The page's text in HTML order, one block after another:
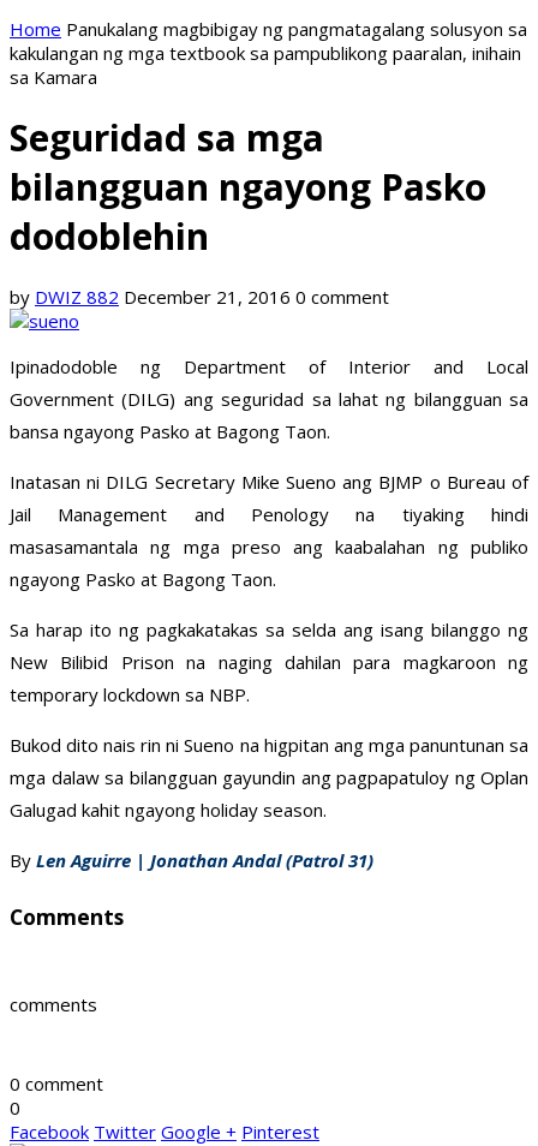
Home Panukalang magbibigay ng pangmatagalang solusyon sa
kakulangan ng mga textbook sa pampublikong paaralan, inihain
sa Kamara
Seguridad sa mga
bilangguan ngayong Pasko
dodoblehin
by DWIZ 882 December 21, 2016 0 comment
Ipinadodoble ng Department of Interior and Local
Government (DILG) ang seguridad sa lahat ng bilangguan sa
bansa ngayong Pasko at Bagong Taon.
Inatasan ni DILG Secretary Mike Sueno ang BJMP o Bureau of
Jail Management and Penology na tiyaking hindi
masasamantala ng mga preso ang kaabalahan ng publiko
ngayong Pasko at Bagong Taon.
Sa harap ito ng pagkakatakas sa selda ang isang bilanggo ng
New Bilibid Prison na naging dahilan para magkaroon ng
temporary lockdown sa NBP.
Bukod dito nais rin ni Sueno na higpitan ang mga panuntunan sa
mga dalaw sa bilangguan gayundin ang pagpapatuloy ng Oplan
Galugad kahit ngayong holiday season.
By Len Aguirre | Jonathan Andal (Patrol 31)
Comments
comments
0 comment
0
Facebook Twitter Google + Pinterest